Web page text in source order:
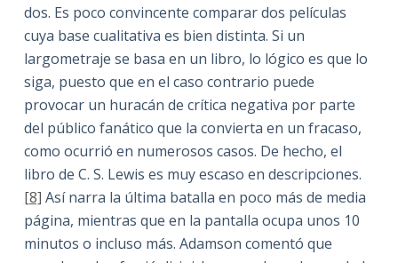
dos. Es poco convincente comparar dos películas
cuya base cualitativa es bien distinta. Si un
largometraje se basa en un libro, lo lógico es que lo
siga, puesto que en el caso contrario puede
provocar un huracán de crítica negativa por parte
del público fanático que la convierta en un fracaso,
como ocurrió en numerosos casos. De hecho, el
libro de C. S. Lewis es muy escaso en descripciones.
[8] Así narra la última batalla en poco más de media
página, mientras que en la pantalla ocupa unos 10
minutos o incluso más. Adamson comentó que